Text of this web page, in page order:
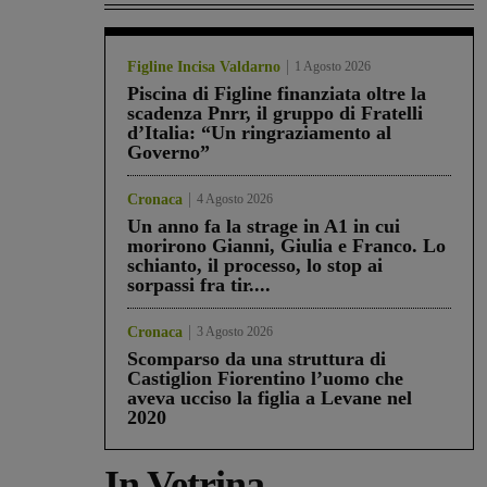
Figline Incisa Valdarno 1 Agosto 2026
Piscina di Figline finanziata oltre la
scadenza Pnrr, il gruppo di Fratelli
d’Italia: “Un ringraziamento al
Governo”
Cronaca 4 Agosto 2026
Un anno fa la strage in A1 in cui
morirono Gianni, Giulia e Franco. Lo
schianto, il processo, lo stop ai
sorpassi fra tir....
Cronaca 3 Agosto 2026
Scomparso da una struttura di
Castiglion Fiorentino l’uomo che
aveva ucciso la figlia a Levane nel
2020